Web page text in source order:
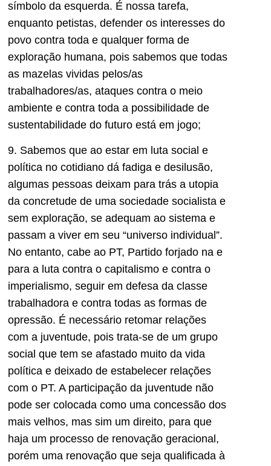
símbolo da esquerda. É nossa tarefa,
enquanto petistas, defender os interesses do
povo contra toda e qualquer forma de
exploração humana, pois sabemos que todas
as mazelas vividas pelos/as
trabalhadores/as, ataques contra o meio
ambiente e contra toda a possibilidade de
sustentabilidade do futuro está em jogo;
9. Sabemos que ao estar em luta social e
política no cotidiano dá fadiga e desilusão,
algumas pessoas deixam para trás a utopia
da concretude de uma sociedade socialista e
sem exploração, se adequam ao sistema e
passam a viver em seu “universo individual”.
No entanto, cabe ao PT, Partido forjado na e
para a luta contra o capitalismo e contra o
imperialismo, seguir em defesa da classe
trabalhadora e contra todas as formas de
opressão. É necessário retomar relações
com a juventude, pois trata-se de um grupo
social que tem se afastado muito da vida
política e deixado de estabelecer relações
com o PT. A participação da juventude não
pode ser colocada como uma concessão dos
mais velhos, mas sim um direito, para que
haja um processo de renovação geracional,
porém uma renovação que seja qualificada à